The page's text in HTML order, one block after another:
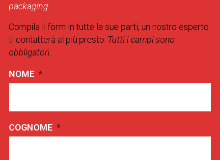
packaging.
Compila il form in tutte le sue parti, un nostro esperto
ti contatterà al più presto. Tutti i campi sono
obbligatori.
NOME *
COGNOME *